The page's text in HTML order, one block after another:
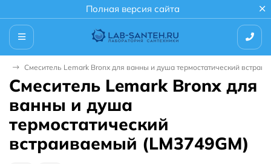
Полная версия сайта
Смеситель Lemark Bronx для ванны и душа термостатический
Смеситель Lemark Bronx для
ванны и душа
термостатический
встраиваемый (LM3749GM)